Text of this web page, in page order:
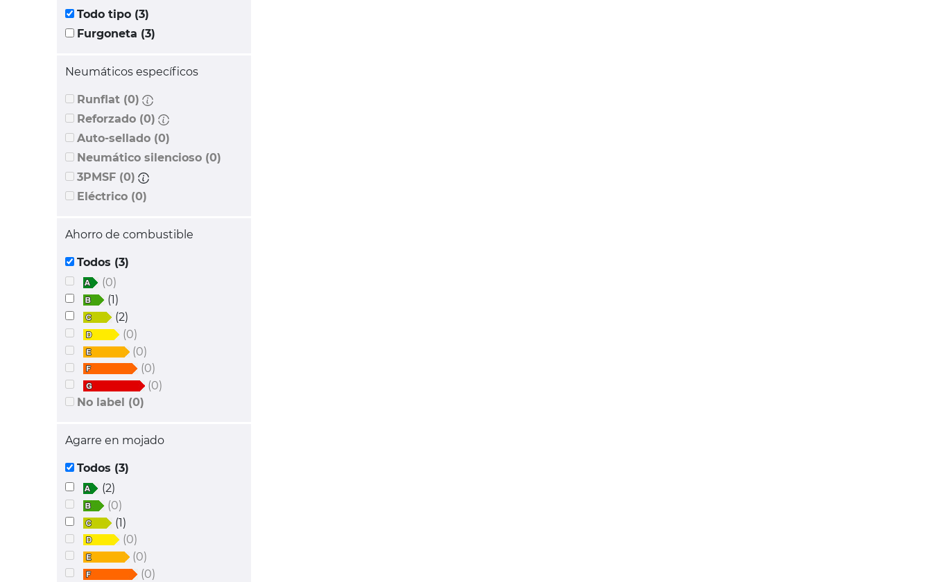
Todo tipo (3)
Furgoneta (3)
Neumáticos específicos
Runflat (0)
Reforzado (0)
Auto-sellado (0)
Neumático silencioso (0)
3PMSF (0)
Eléctrico (0)
Ahorro de combustible
Todos (3)
(0)
(1)
(2)
(0)
(0)
(0)
(0)
No label (0)
Agarre en mojado
Todos (3)
(2)
(0)
(1)
(0)
(0)
(0)